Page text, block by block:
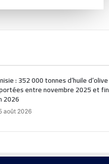
: 352 000 tonnes d’huile d’olive
entre novembre 2025 et fin
2026
août 2026